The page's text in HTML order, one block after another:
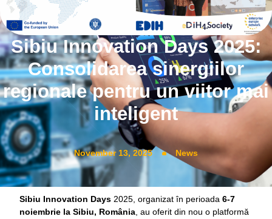
Sibiu Innovation Days 2025:
Consolidarea sinergiilor
regionale pentru un viitor mai
inteligent
November 13, 2025 News
Sibiu Innovation Days 2025, organizat în perioada6-7
noiembrie la Sibiu, România , au oferit din nou o platformă